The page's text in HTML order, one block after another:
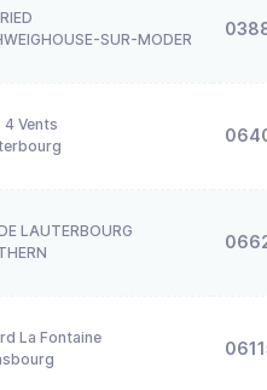
SUR-MODER
4 Vents
LAUTERBOURG
La Fontaine